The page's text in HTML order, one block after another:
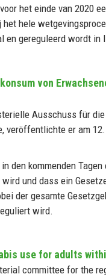
het einde van 2020
hele
en gereguleerd wordt in
von
Ausschuss für
veröffentlichte er am
den kommenden
und dass ein
der gesamte
wird.
use for adults
committee for the